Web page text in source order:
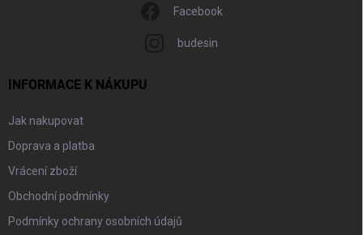
Facebook
budesin
INFORMACE K NÁKUPU
Jak nakupovat
Doprava a platba
Vrácení zboží
Obchodní podmínky
Podmínky ochrany osobních údajů